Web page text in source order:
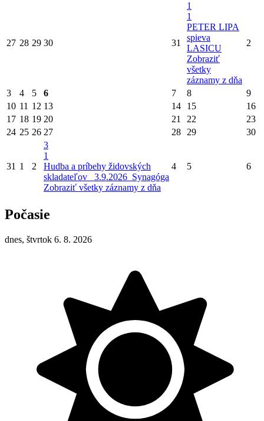
27 28 29 30 31
1
1
PETER LIPA
spieva
LASICU
Zobraziť
všetky
záznamy z dňa
2
3 4 5 6 7 8
9
10 11 12 13 14 15
16
17 18 19 20 21 22
23
24 25 26 27 28 29 30
31 1 2
3
1
Hudba a príbehy židovských
skladateľov_ 3.9.2026_Synagóga
Zobraziť všetky záznamy z dňa
4 5 6
Počasie
dnes, štvrtok 6. 8. 2026